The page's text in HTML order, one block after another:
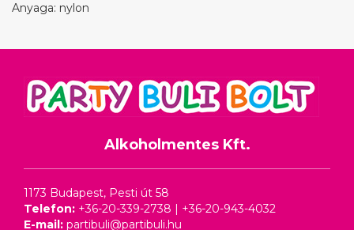
Anyaga: nylon
Alkoholmentes Kft.
1173 Budapest, Pesti út 58
Telefon: +36-20-339-2738 | +36-20-943-4032
E-mail: partibuli@partibuli.hu